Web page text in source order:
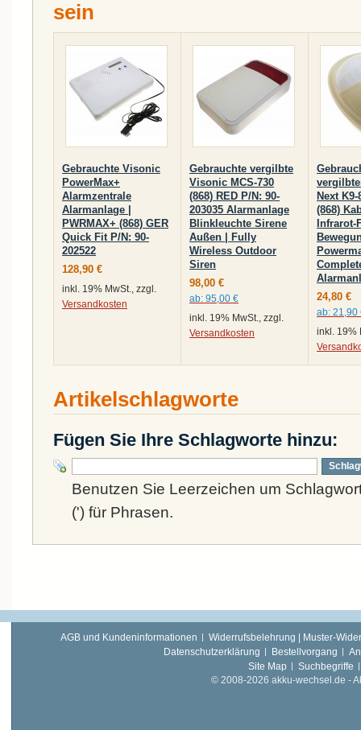
sein
Gebrauchte Visonic
PowerMax+
Alarmzentrale
Alarmanlage |
PWRMAX+ (868) GER
Quick Fit P/N: 90-
202522
128,90 €
inkl. 19% MwSt., zzgl.
Versandkosten
Gebrauchte vergilbte
Visonic MCS-730
(868) RED P/N: 90-
203035 Alarmanlage
Blinkleuchte Sirene
Außen | Fully
Wireless Outdoor
Siren
98,00 €
ab: 95,00 €
inkl. 19% MwSt., zzgl.
Versandkosten
Next
(868)
Infrarot-
24,80 €
ab: 21,90
inkl. 19%
Artikelschlagworte
Fügen Sie Ihre Schlagworte hinzu:
Benutzen Sie Leerzeichen um
(') für Phrasen.
AGB und Kundeninformationen
Widerrufsbelehrung | Muster-
Datenschutzerklärung
Bestellvorgang
Site Map
Suchbegriffe
© 2008-2026 akku-wechsel.de -